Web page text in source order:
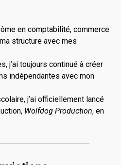
en comptabilité, commerce
structure avec mes
j’ai toujours continué à créer
indépendantes avec mon
j’ai officiellement lancé
Wolfdog Production, en